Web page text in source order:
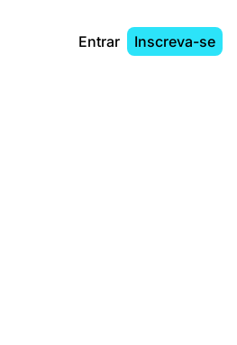
Entrar Inscreva-se